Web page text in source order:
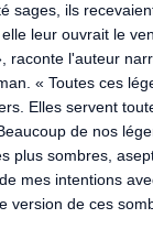
sages, ils
leur ouvrait le
raconte l'auteur
« Toutes ces
Elles servent
de nos
plus sombres,
mes intentions
version de ces